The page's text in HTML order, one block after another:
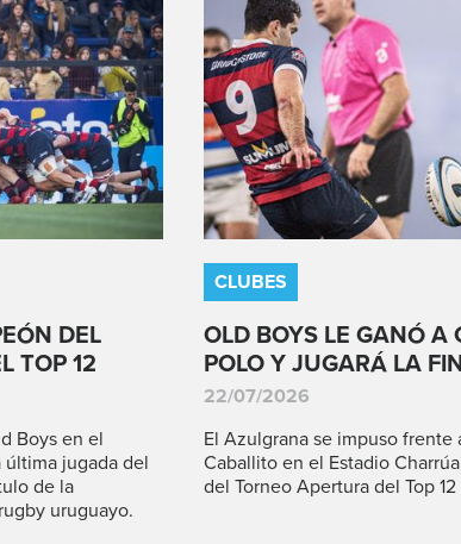
DEL
TOP 12
Boys en el
última jugada del
de la
uruguayo.
CLUBES
OLD BOYS LE GANÓ A
POLO Y JUGARÁ LA
22/07/2026
El Azulgrana se impuso
Caballito en el Estadio
del Torneo Apertura del Top